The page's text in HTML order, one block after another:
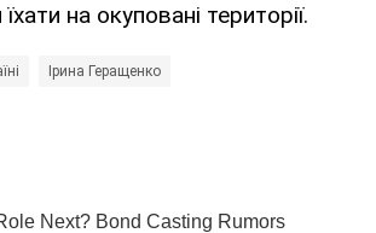
на окуповані території.
Ірина Геращенко